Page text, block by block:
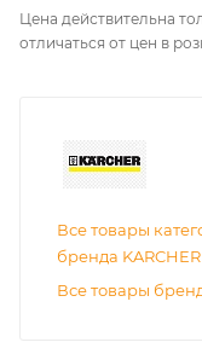
Цена действительна
отличаться от цен в
Все товары
бренда KARCHER
Все товары